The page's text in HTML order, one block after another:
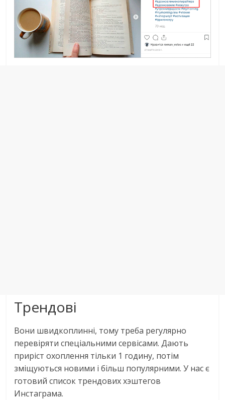
Трендові
Вони швидкоплинні, тому треба регулярно
перевіряти спеціальними сервісами. Дають
приріст охоплення тільки 1 годину, потім
зміщуються новими і більш популярними. У нас є
готовий список трендових хэштегов
Инстаграма.